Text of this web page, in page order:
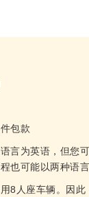
包款
言为英语，但您
也可能以两种语言
8人座车辆。因